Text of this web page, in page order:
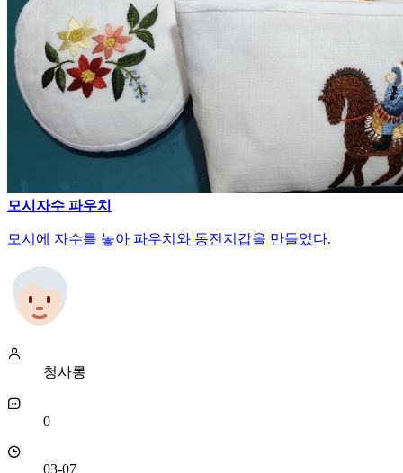
모시자수 파우치
모시에 자수를 놓아 파우치와 동전지갑을 만들었다.
청사롱
0
03-07